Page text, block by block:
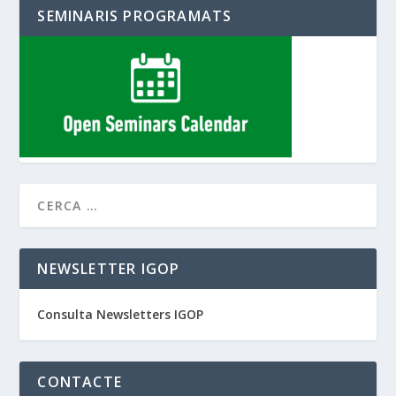
SEMINARIS PROGRAMATS
NEWSLETTER IGOP
Consulta Newsletters IGOP
CONTACTE